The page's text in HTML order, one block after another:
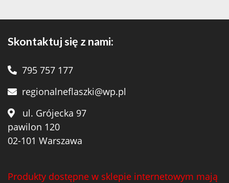
Skontaktuj się z nami:
795 757 177
regionalneflaszki@wp.pl
ul. Grójecka 97
pawilon 120
02-101 Warszawa
Produkty dostępne w sklepie internetowym mają